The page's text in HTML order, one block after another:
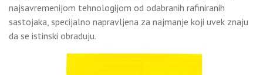
najsavremenijom tehnologijom od odabranih rafiniranih
sastojaka, specijalno napravljena za najmanje koji uvek znaju
da se istinski obraduju.